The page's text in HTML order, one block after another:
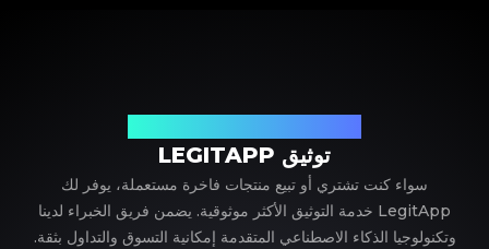
توثيق LEGITAPP
سواء كنت تشتري أو تبيع منتجات فاخرة مستعملة، يوفر لك
LegitApp خدمة التوثيق الأكثر موثوقية. يضمن فريق الخبراء لدينا
وتكنولوجيا الذكاء الاصطناعي المتقدمة إمكانية التسوق والتداول بثقة.